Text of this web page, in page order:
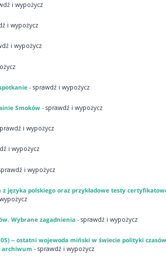
i wypożycz
i wypożycz
i wypożycz
- sprawdź i wypożycz
Smoków- sprawdź i wypożycz
i wypożycz
i wypożycz
i wypożycz
z języka polskiego oraz przykładowe testy
Wybrane zagadnienia- sprawdź i wypożycz
-- ostatni wojewoda miński w świecie polityki czasów
archiwum - sprawdź i wypożycz